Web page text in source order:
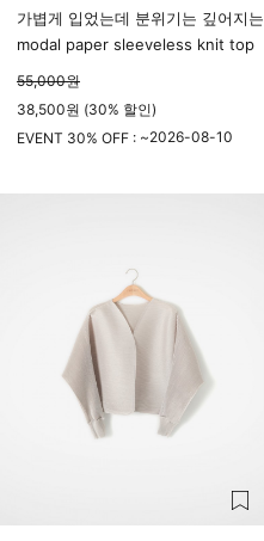
가볍게 입었는데 분위기는 깊어지는
modal paper sleeveless knit top
55,000원
38,500원 (30% 할인)
EVENT 30% OFF : ~2026-08-10